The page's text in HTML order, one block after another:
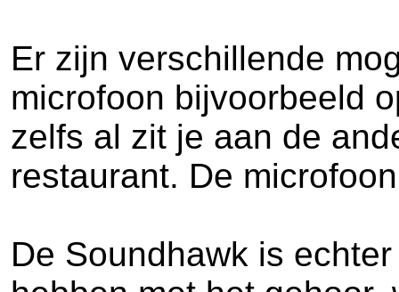
Er zijn verschillende
microfoon bijvoorbeeld
zelfs al zit je aan de
restaurant. De
De Soundhawk is